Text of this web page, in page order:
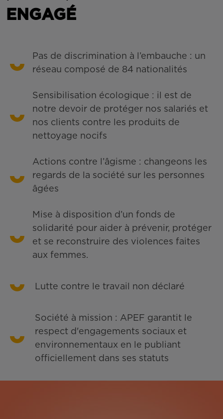
ENGAGÉ
Pas de discrimination à l’embauche : un
réseau composé de 84 nationalités
Sensibilisation écologique : il est de
notre devoir de protéger nos salariés et
nos clients contre les produits de
nettoyage nocifs
Actions contre l’âgisme : changeons les
regards de la société sur les personnes
âgées
Mise à disposition d’un fonds de
solidarité pour aider à prévenir, protéger
et se reconstruire des violences faites
aux femmes.
Lutte contre le travail non déclaré
Société à mission : APEF garantit le
respect d'engagements sociaux et
environnementaux en le publiant
officiellement dans ses statuts